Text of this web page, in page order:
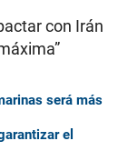
con Irán
será más
el